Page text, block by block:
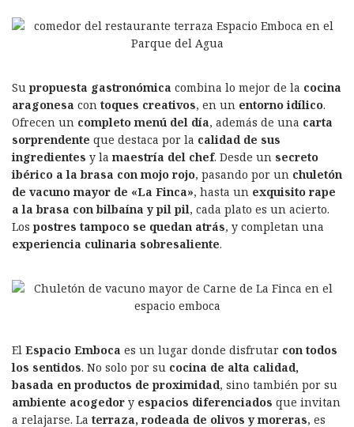
Su propuesta gastronómica combina lo mejor de la cocina
aragonesa con toques creativos, en un entorno idílico.
Ofrecen un completo menú del día, además de una carta
sorprendente que destaca por la calidad de sus
ingredientes y lamaestría del chef. Desde un secreto
ibérico a la brasa con mojo rojo, pasando por un chuletón
de vacuno mayor de «La Finca», hasta un exquisito rape
a la brasa con bilbaína y pil pil, cada plato es un acierto.
Los postres tampoco se quedan atrás, y completan una
experiencia culinaria sobresaliente.
El Espacio Emboca es un lugar donde disfrutar con todos
los sentidos. No solo por su cocina de alta calidad,
basada en productos de proximidad, sino también por su
ambiente acogedor y espacios diferenciados que invitan
a relajarse. La terraza, rodeada de olivos y moreras, es